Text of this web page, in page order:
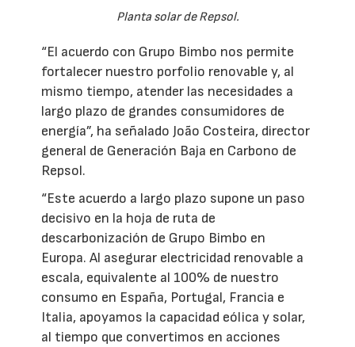
Planta solar de Repsol.
“El acuerdo con Grupo Bimbo nos permite
fortalecer nuestro porfolio renovable y, al
mismo tiempo, atender las necesidades a
largo plazo de grandes consumidores de
energía”, ha señalado João Costeira, director
general de Generación Baja en Carbono de
Repsol.
“Este acuerdo a largo plazo supone un paso
decisivo en la hoja de ruta de
descarbonización de Grupo Bimbo en
Europa. Al asegurar electricidad renovable a
escala, equivalente al 100% de nuestro
consumo en España, Portugal, Francia e
Italia, apoyamos la capacidad eólica y solar,
al tiempo que convertimos en acciones